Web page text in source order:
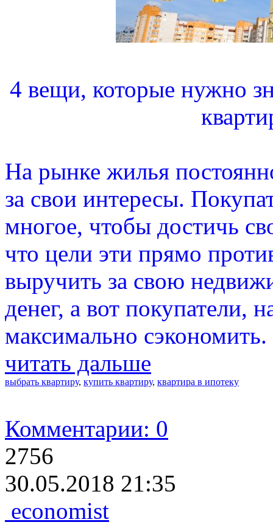
4 вещи, которые нужно
На рынке жилья
за свои интересы.
многое, чтобы достичь
что цели эти прямо
выручить за свою
денег, а вот покупатели,
максимально сэкономить.
читать дальше
выбрать квартиру, купить квартиру, квартира в ипотеку
Комментарии: 0
2756
30.05.2018 21:35
economist